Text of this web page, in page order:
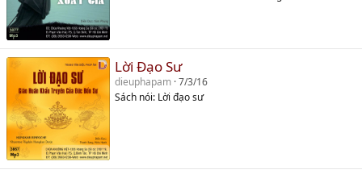
Lời Đạo Sư
dieuphapam 7/3/16
Sách nói: Lời đạo sư